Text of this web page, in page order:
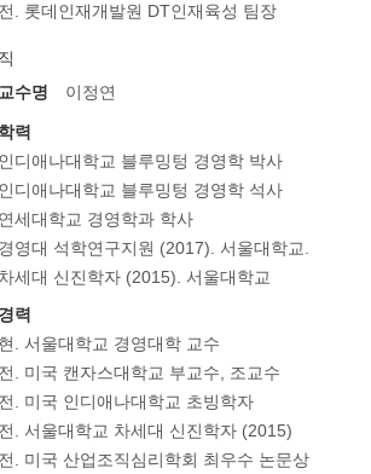
전. 롯데인재개발원 DT인재육성 팀장
교수명
이정연
학력
인디애나대학교 블루밍텅 경영학 박사
인디애나대학교 블루밍텅 경영학 석사
연세대학교 경영학과 학사
경영대 석학연구지원 (2017). 서울대학교.
차세대 신진학자 (2015). 서울대학교
경력
현. 서울대학교 경영대학 교수
전. 미국 캔자스대학교 부교수, 조교수
전. 미국 인디애나대학교 초빙학자
전. 서울대학교 차세대 신진학자 (2015)
전. 미국 산업조직심리학회 최우수 논문상